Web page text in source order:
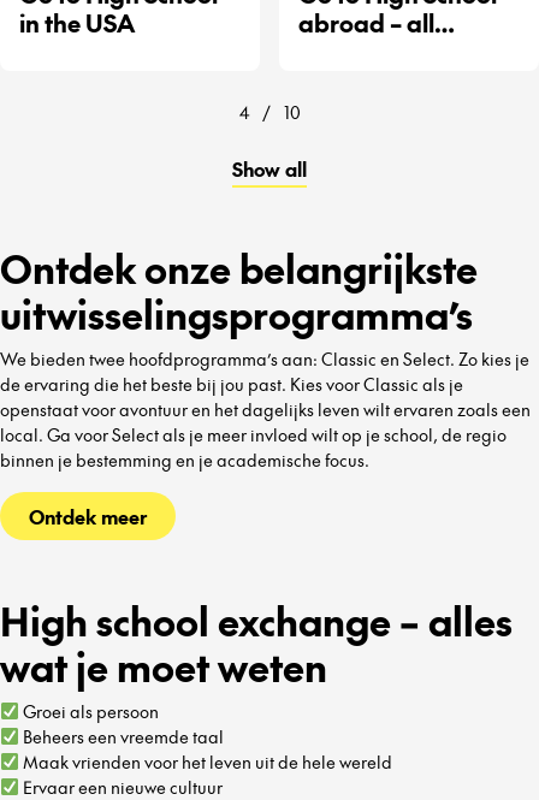
in the USA
abroad – all
4 / 10
Show all
Ontdek onze belangrijkste
uitwisselingsprogramma’s
We bieden twee hoofdprogramma’s aan: Classic en Select. Zo kies je
de ervaring die het beste bij jou past. Kies voor Classic als je
openstaat voor avontuur en het dagelijks leven wilt ervaren zoals een
local. Ga voor Select als je meer invloed wilt op je school, de regio
binnen je bestemming en je academische focus.
Ontdek meer
High school exchange – alles
wat je moet weten
Groei als persoon
Beheers een vreemde taal
Maak vrienden voor het leven uit de hele wereld
Ervaar een nieuwe cultuur